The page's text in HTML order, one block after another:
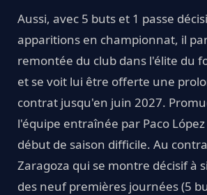
Aussi, avec 5 buts et 1 passe
apparitions en championnat, il
remontée du club dans l'élite du
et se voit lui être offerte une
contrat jusqu'en juin 2027.
l'équipe entraînée par Paco
début de saison difficile. Au
Zaragoza qui se montre décisif à
des neuf premières journées (5